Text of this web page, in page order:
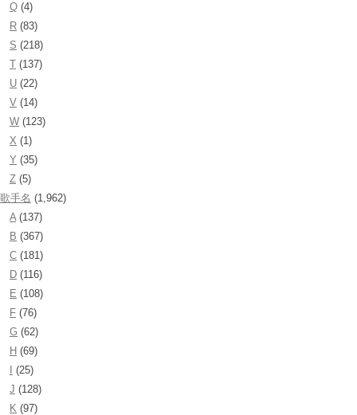
Q (4)
R (83)
S (218)
T (137)
U (22)
V (14)
W (123)
X (1)
Y (35)
Z (5)
歌手名 (1,962)
A(137)
B (367)
C (181)
D (116)
E (108)
F (76)
G (62)
H (69)
(25)
J (128)
K (97)